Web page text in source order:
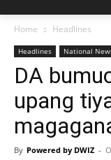
Home Headlines
Headlines National
DA
upang
By Powered by DWIZ -